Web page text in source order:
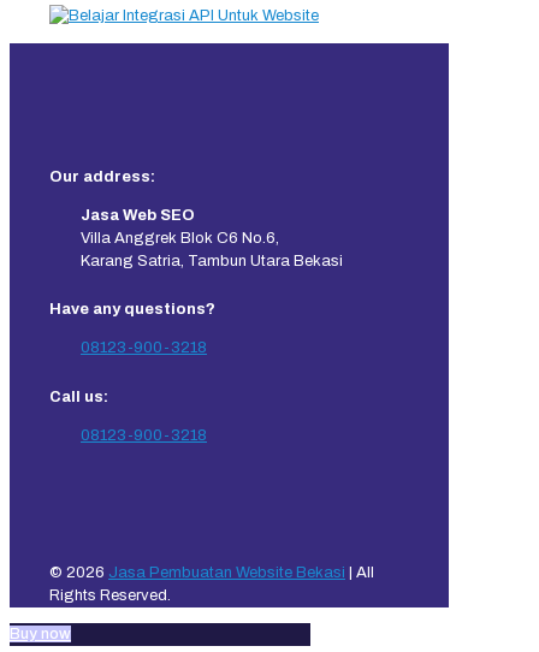
Our address:
Jasa Web SEO
Villa Anggrek Blok C6 No.6,
Karang Satria, Tambun Utara Bekasi
Have any questions?
08123-900-3218
Call us:
08123-900-3218
© 2026 Jasa Pembuatan Website Bekasi | All
Rights Reserved.
Buy now